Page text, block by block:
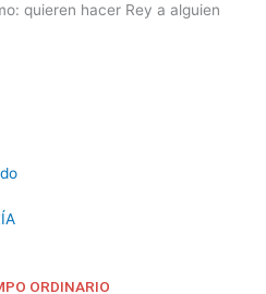
quieren hacer Rey a alguien
ORDINARIO